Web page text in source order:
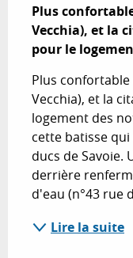
Plus
Vecchia), et la
pour le
Plus
Vecchia), et la
logement des
cette batisse
ducs de Savoie.
derrière
d'eau (n°43 rue
Lire la suite